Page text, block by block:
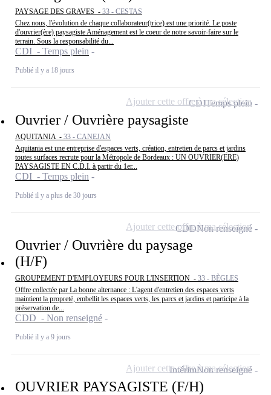
PAYSAGE DES GRAVES - 33 - CESTAS
Chez nous, l'évolution de chaque collaborateur(trice) est une priorité. Le poste
d'ouvrier(ère) paysagiste Aménagement est le coeur de notre savoir-faire sur le
terrain. Sous la responsabilité du...
CDI - Temps plein
Publié il y a 18 jours
Ouvrier / Ouvrière paysagiste
AQUITANIA - 33 - CANEJAN
Aquitania est une entreprise d'espaces verts, création, entretien de parcs et jardins
toutes surfaces recrute pour la Métropole de Bordeaux : UN OUVRIER(ERE)
PAYSAGISTE EN C.D.I. à partir du 1er...
CDI - Temps plein
Publié il y a plus de 30 jours
CDITemps plein
Ajouter cette offre à ma sélection
Ouvrier / Ouvrière du paysage
(H/F)
GROUPEMENT D'EMPLOYEURS POUR L'INSERTION - 33 - BÈGLES
Offre collectée par La bonne alternance : L'agent d'entretien des espaces verts
maintient la propreté, embellit les espaces verts, les parcs et jardins et participe à la
préservation de...
CDD - Non renseigné
Publié il y a 9 jours
CDDNon renseigné
Ajouter cette offre à ma sélection
OUVRIER PAYSAGISTE (F/H)
IntérimNon renseigné
Ajouter cette offre à ma sélection